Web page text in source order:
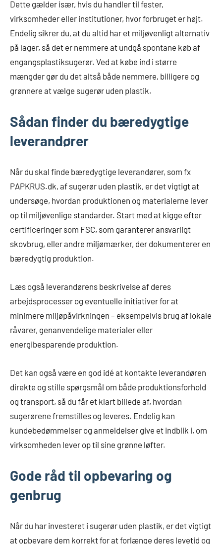
Dette gælder især, hvis du handler til fester,
virksomheder eller institutioner, hvor forbruget er højt.
Endelig sikrer du, at du altid har et miljøvenligt alternativ
på lager, så det er nemmere at undgå spontane køb af
engangsplastiksugerør. Ved at købe ind i større
mængder gør du det altså både nemmere, billigere og
grønnere at vælge sugerør uden plastik.
Sådan finder du bæredygtige
leverandører
Når du skal finde bæredygtige leverandører, som fx
PAPKRUS.dk, af sugerør uden plastik, er det vigtigt at
undersøge, hvordan produktionen og materialerne lever
op til miljøvenlige standarder. Start med at kigge efter
certificeringer som FSC, som garanterer ansvarligt
skovbrug, eller andre miljømærker, der dokumenterer en
bæredygtig produktion.
Læs også leverandørens beskrivelse af deres
arbejdsprocesser og eventuelle initiativer for at
minimere miljøpåvirkningen – eksempelvis brug af lokale
råvarer, genanvendelige materialer eller
energibesparende produktion.
Det kan også være en god idé at kontakte leverandøren
direkte og stille spørgsmål om både produktionsforhold
og transport, så du får et klart billede af, hvordan
sugerørene fremstilles og leveres. Endelig kan
kundebedømmelser og anmeldelser give et indblik i, om
virksomheden lever op til sine grønne løfter.
Gode råd til opbevaring og
genbrug
Når du har investeret i sugerør uden plastik, er det vigtigt
at opbevare dem korrekt for at forlænge deres levetid og